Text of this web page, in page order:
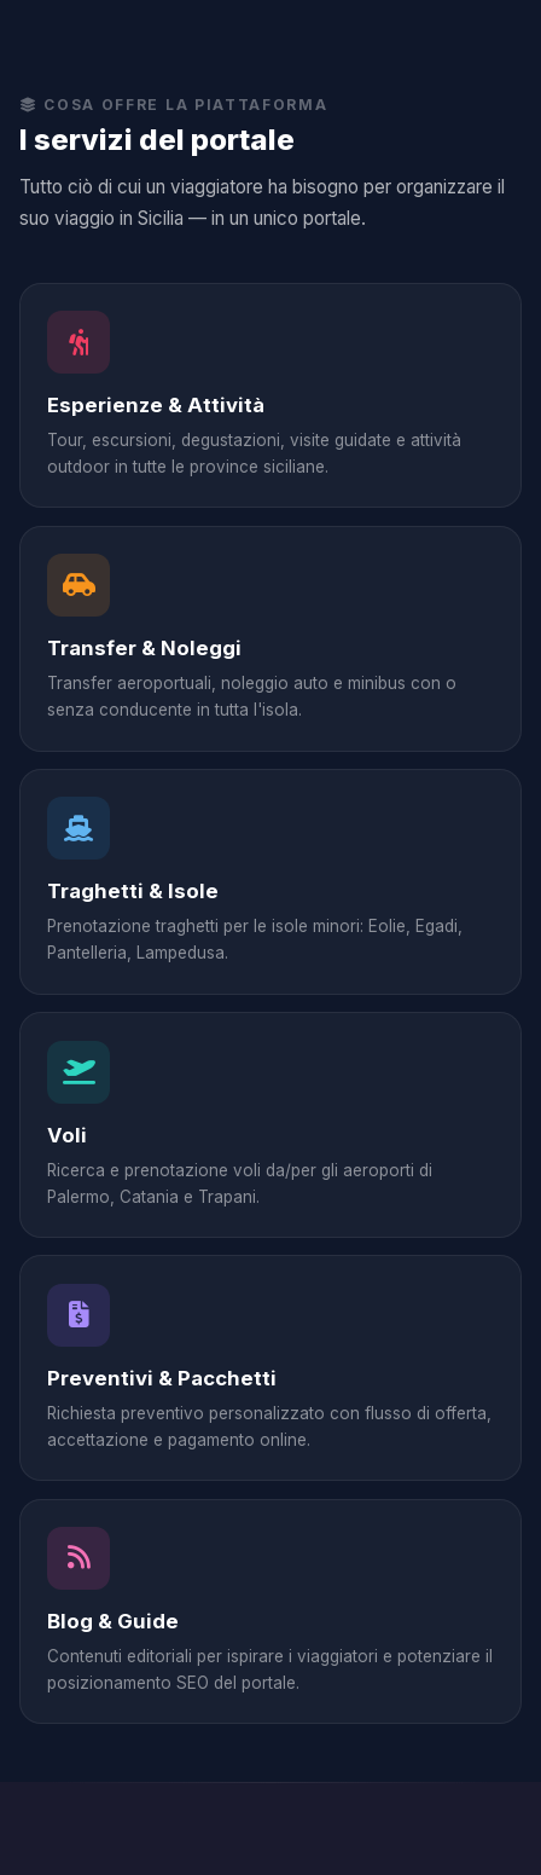
COSA OFFRE LA PIATTAFORMA
I servizi del portale
Tutto ciò di cui un viaggiatore ha bisogno per organizzare il
suo viaggio in Sicilia — in un unico portale.
Esperienze & Attività
Tour, escursioni, degustazioni, visite guidate e attività
outdoor in tutte le province siciliane.
Transfer & Noleggi
Transfer aeroportuali, noleggio auto e minibus con o
senza conducente in tutta l'isola.
Traghetti & Isole
Prenotazione traghetti per le isole minori: Eolie, Egadi,
Pantelleria, Lampedusa.
Voli
Ricerca e prenotazione voli da/per gli aeroporti di
Palermo, Catania e Trapani.
Preventivi & Pacchetti
Richiesta preventivo personalizzato con flusso di offerta,
accettazione e pagamento online.
Blog & Guide
Contenuti editoriali per ispirare i viaggiatori e potenziare il
posizionamento SEO del portale.